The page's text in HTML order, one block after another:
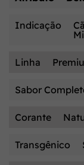
Indicação
Linha
Sabor
Corante
Transgênico